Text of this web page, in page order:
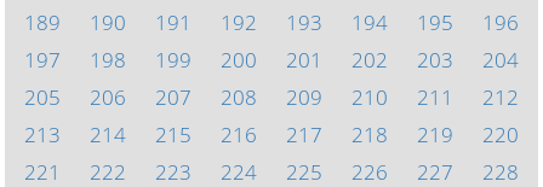
189
190 191 192 193 194 195
196
197
198 199 200 201 202 203
204
205
206 207 208 209 210 211
212
213
214 215 216 217 218 219
220
221
222 223 224 225 226 227
228